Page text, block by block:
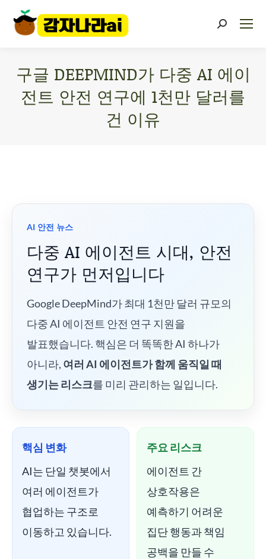
구글 DEEPMIND가 다중 AI 에이
전트 안전 연구에 1천만 달러를
건 이유
AI 안전 뉴스
다중 AI 에이전트 시대, 안전
연구가 먼저입니다
Google DeepMind가 최대 1천만 달러 규모의
다중 AI 에이전트 안전 연구 지원을
발표했습니다. 핵심은 더 똑똑한 AI 하나가
아니라, 여러 AI 에이전트가 함께 움직일 때
생기는 리스크를 미리 관리하는 일입니다.
핵심 변화
AI는 단일 챗봇에서
여러 에이전트가
협업하는 구조로
이동하고 있습니다.
주요 리스크
에이전트 간
상호작용은
예측하기 어려운
집단 행동과 책임
공백을 만들 수